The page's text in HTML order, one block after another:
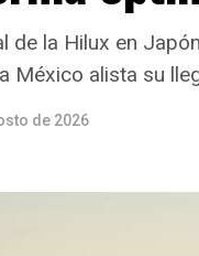
de la Hilux en
México alista su
de 2026